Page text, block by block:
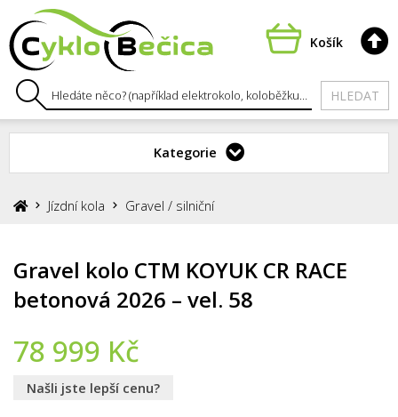
HLEDAT
Košík
Kategorie
Jízdní kola Gravel / silniční
Gravel kolo CTM KOYUK CR RACE
betonová 2026 – vel. 58
78 999 Kč
Našli jste lepší cenu?